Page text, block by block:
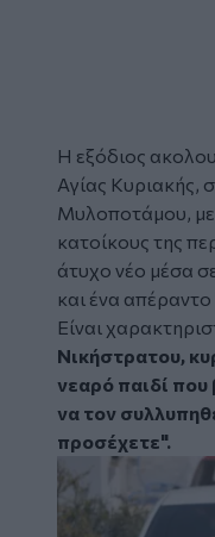
Η εξόδιος
Αγίας Κυριακής,
Μυλοποτάμου, με
κατοίκους της
άτυχο νέο μέσα
και ένα απέραντο
Είναι
Νικήστρατου,
νεαρό παιδί
να τον
προσέχετε".